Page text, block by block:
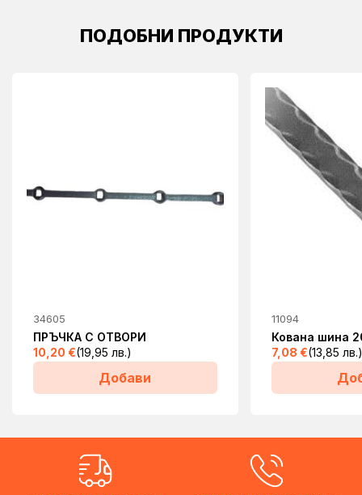
ПОДОБНИ ПРОДУКТИ
34605
ПРЪЧКА С ОТВОРИ
10,20 €(19,95 лв.)
Добави
11094
Кована шина
7,08 €(13,85 лв.)